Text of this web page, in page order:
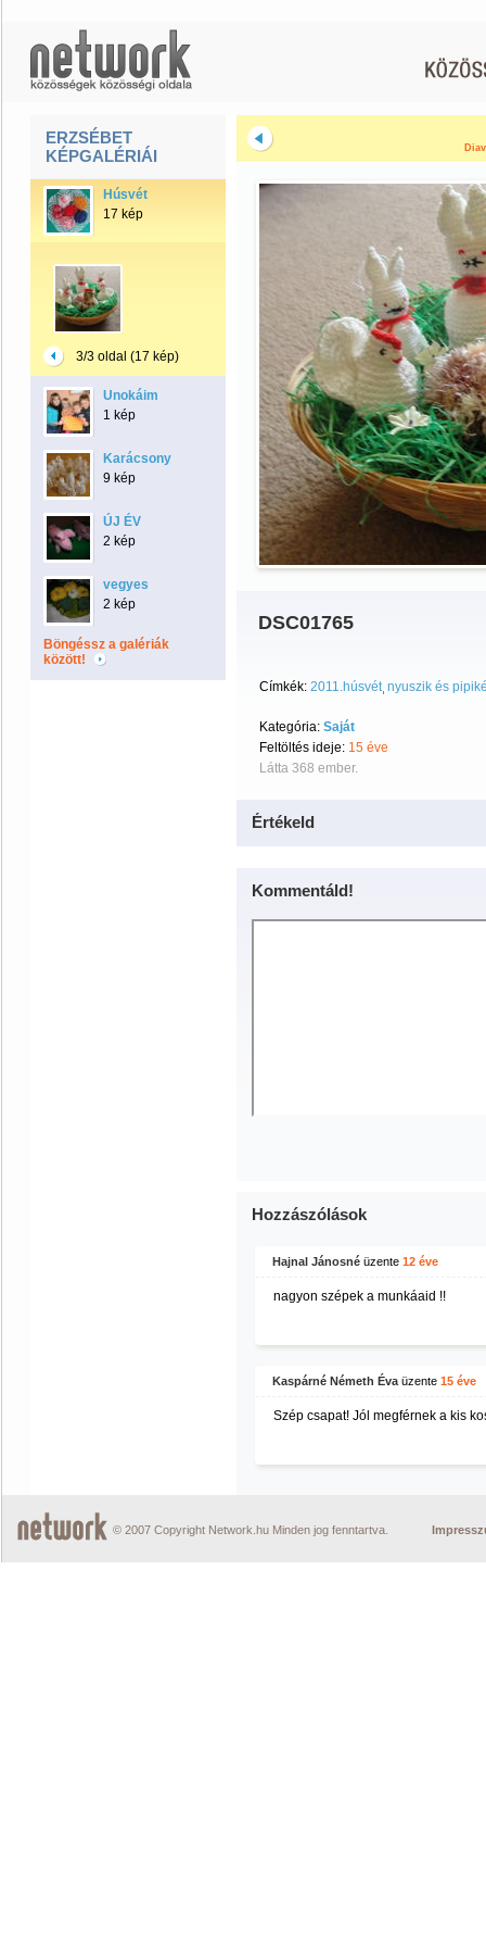
ERZSÉBET
KÉPGALÉRIÁI
Húsvét
17 kép
3/3 oldal (17 kép)
Unokáim
1 kép
Karácsony
9 kép
ÚJ ÉV
2 kép
vegyes
2 kép
Böngéssz a galériák
között!
DSC01765
Címkék: 2011.húsvét nyuszik és
Kategória: Saját
Feltöltés ideje: 15 éve
Látta 368 ember.
Értékeld
Kommentáld!
Hozzászólások
Hajnal Jánosné üzente 12 éve
nagyon szépek a munkáaid !!
Kaspárné Németh Éva üzente 15 éve
Szép csapat! Jól megférnek a kis
© 2007 Copyright Network.hu Minden jog fenntartva.